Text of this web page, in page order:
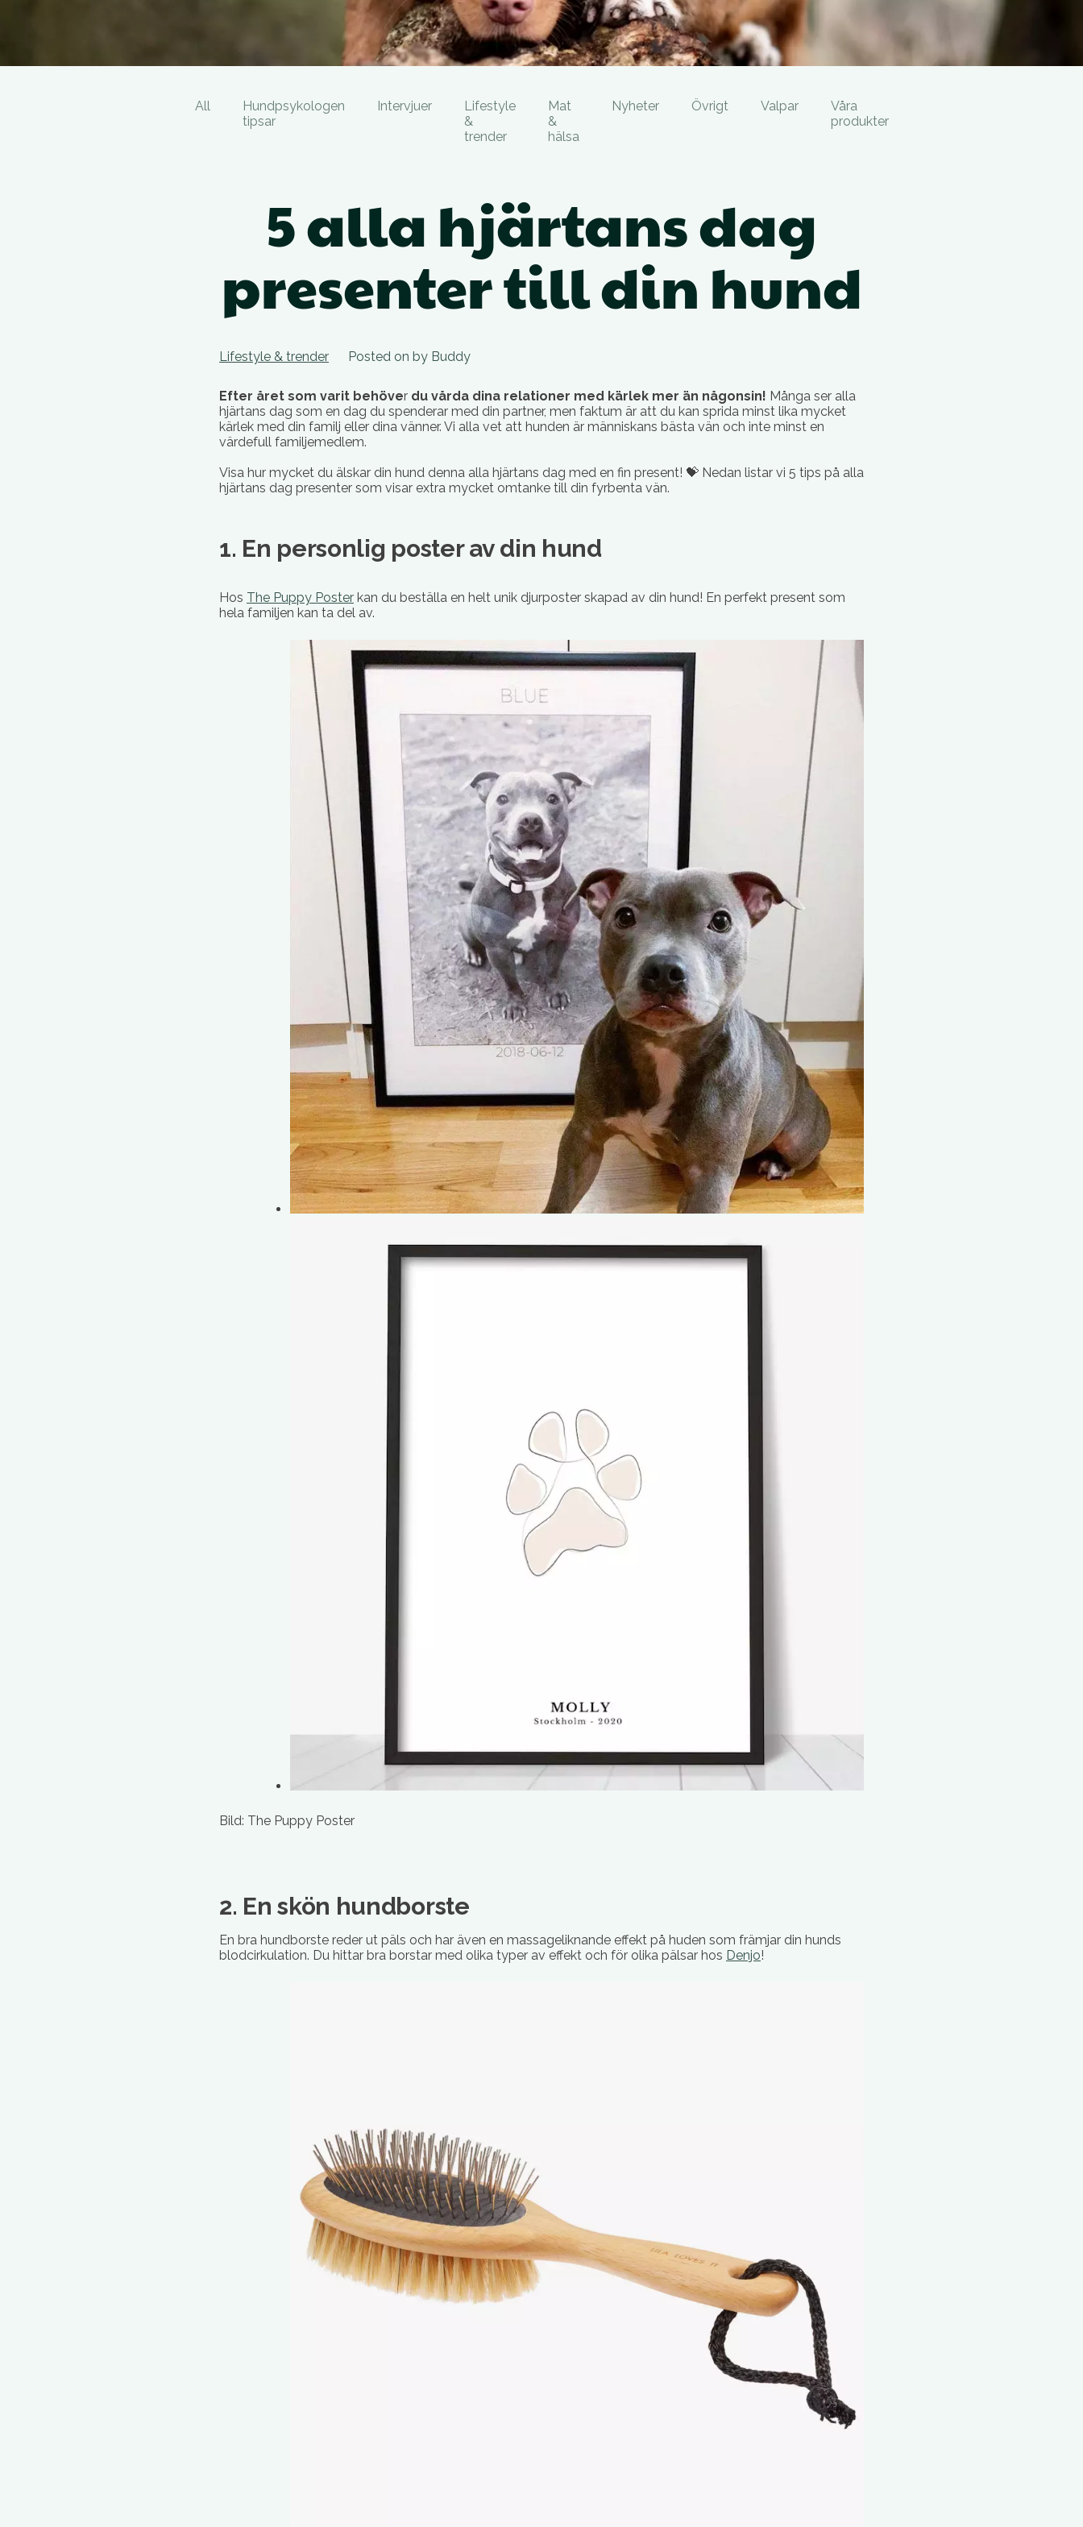
All
Hundpsykologen
tipsar
Intervjuer
Lifestyle
&
trender
Mat
&
hälsa
Nyheter Övrigt Valpar
Våra
produkter
5 alla hjärtans dag
presenter till din hund
Lifestyle & trender Posted on by Buddy
Efter året som varit behöver du vårda dina relationer med kärlek mer än någonsin! Många ser alla
hjärtans dag som en dag du spenderar med din partner, men faktum är att du kan sprida minst lika mycket
kärlek med din familj eller dina vänner. Vi alla vet att hunden är människans bästa vän och inte minst en
värdefull familjemedlem.
Visa hur mycket du älskar din hund denna alla hjärtans dag med en fin present! 💝 Nedan listar vi 5 tips på alla
hjärtans dag presenter som visar extra mycket omtanke till din fyrbenta vän.
1. En personlig poster av din hund
Hos The Puppy Poster kan du beställa en helt unik djurposter skapad av din hund! En perfekt present som
hela familjen kan ta del av.
Bild: The Puppy Poster
2. En skön hundborste
En bra hundborste reder ut päls och har även en massageliknande effekt på huden som främjar din hunds
blodcirkulation. Du hittar bra borstar med olika typer av effekt och för olika pälsar hos Denjo!